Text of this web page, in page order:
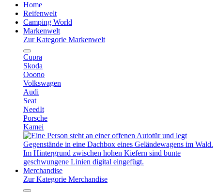
Home
Reifenwelt
Camping World
Markenwelt
Zur Kategorie Markenwelt
Cupra
Skoda
Ooono
Volkswagen
Audi
Seat
NeedIt
Porsche
Kamei
Merchandise
Zur Kategorie Merchandise